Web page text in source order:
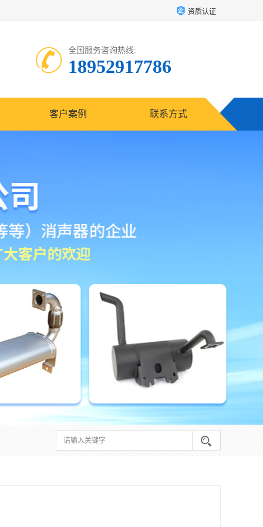
资质认证
全国服务咨询热线:
18952917786
客户案例 联系方式